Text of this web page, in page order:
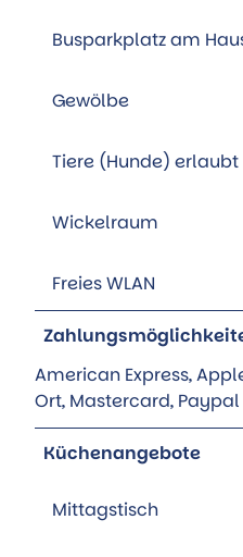
Busparkplatz am
Gewölbe
Tiere (Hunde) erlaubt
Wickelraum
Freies WLAN
American Express,
Ort, Mastercard, Paypal
Küchenangebote
Mittagstisch